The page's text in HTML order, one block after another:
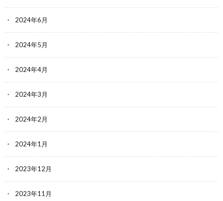
2024年6月
2024年5月
2024年4月
2024年3月
2024年2月
2024年1月
2023年12月
2023年11月